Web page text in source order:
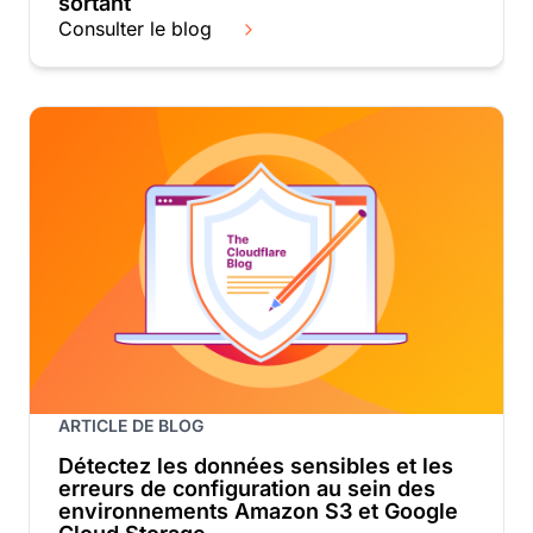
Consulter le blog
ARTICLE DE BLOG
Détectez les données sensibles et les
erreurs de configuration au sein des
environnements Amazon S3 et Google